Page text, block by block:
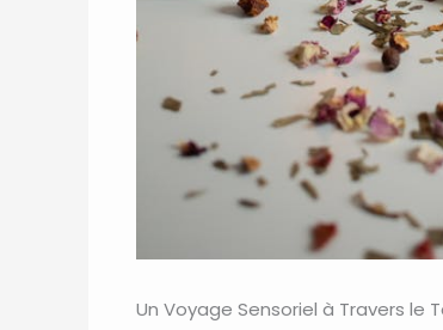
Un Voyage Sensoriel à Travers le